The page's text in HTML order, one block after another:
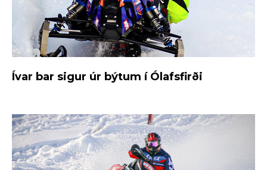
Ívar bar sigur úr býtum í Ólafsfirði